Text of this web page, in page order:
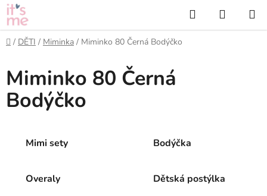
Přejít
na
obsah
Hledat
KOŠÍK
Domů
/ DĚTI / Miminka / Miminko 80 Černá Bodýčko
Miminko 80 Černá
Bodýčko
Mimi sety Bodýčka
Overaly Dětská postýlka